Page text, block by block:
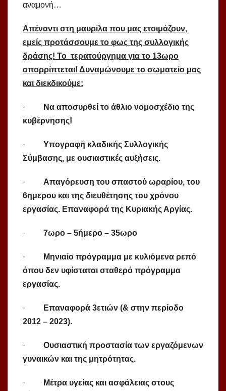
αναμονή…
Απέναντι στη μαυρίλα που μας ετοιμάζουν,
εμείς προτάσσουμε το φως της συλλογικής
δράσης! Το τερατούργημα για το 13ωρο
απορρίπτεται! Δυναμώνουμε το σωματείο μας
και διεκδικούμε:
·
Να αποσυρθεί το άθλιο νομοσχέδιο της
κυβέρνησης!
· Υπογραφή κλαδικής Συλλογικής
Σύμβασης, με ουσιαστικές αυξήσεις.
· Απαγόρευση του σπαστού ωραρίου, του
6ημερου και της διευθέτησης του χρόνου
εργασίας. Επαναφορά της Κυριακής Αργίας.
· 7ωρο – 5ήμερο – 35ωρο
·
Μηνιαίο πρόγραμμα με κυλιόμενα ρεπό
όπου δεν υφίσταται σταθερό πρόγραμμα
εργασίας.
·
Επαναφορά 3ετιών (& στην περίοδο
2012 – 2023).
· Ουσιαστική προστασία των εργαζόμενων
γυναικών και της μητρότητας.
·
Μέτρα υγείας και ασφάλειας στους